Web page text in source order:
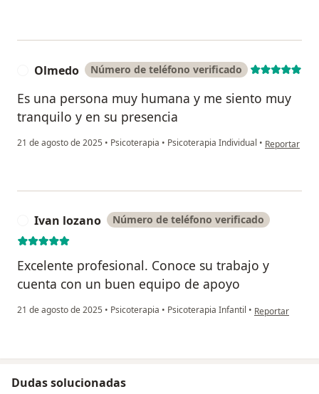
Olmedo Número de teléfono verificado
Es una persona muy humana y me siento muy
tranquilo y en su presencia
21 de agosto de 2025 • Psicoterapia • Psicoterapia Individual • en opinión
Reportar
Ivan lozano Número de teléfono verificado
Excelente profesional. Conoce su trabajo y
cuenta con un buen equipo de apoyo
21 de agosto de 2025 • Psicoterapia • Psicoterapia Infantil • en opinión del
Reportar
Dudas solucionadas